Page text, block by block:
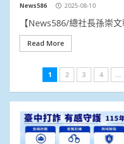
News586 2025-08-10
【News586/總社長孫崇文
Read More
文
章
分
頁
1 2 3 4 ...